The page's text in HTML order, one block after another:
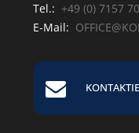
Tel.: +49 (0) 7157
E-Mail: